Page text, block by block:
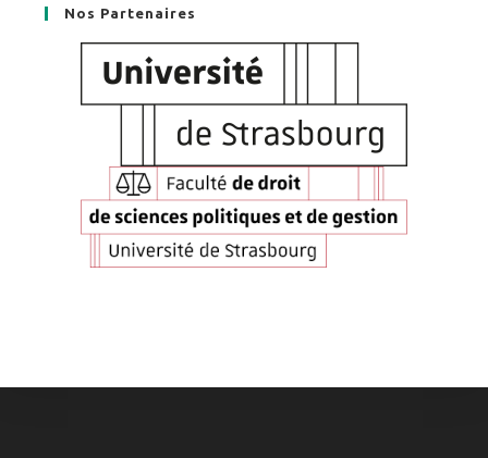
Nos Partenaires